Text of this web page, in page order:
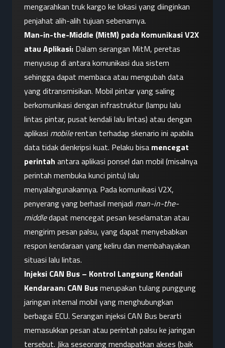
mengarahkan truk kargo ke lokasi yang diinginkan
penjahat alih-alih tujuan sebenarnya.
Man-in-the-Middle (MitM) pada Komunikasi V2X
atau Aplikasi: Dalam serangan MitM, peretas
menyusup di antara komunikasi dua sistem
sehingga dapat membaca atau mengubah data
yang ditransmisikan. Mobil pintar yang saling
berkomunikasi dengan infrastruktur (lampu lalu
lintas pintar, pusat kendali lalu lintas) atau dengan
aplikasi mobile rentan terhadap skenario ini apabila
data tidak dienkripsi kuat. Pelaku bisa mencegat
perintah antara aplikasi ponsel dan mobil (misalnya
perintah membuka kunci pintu) lalu
menyalahgunakannya. Pada komunikasi V2X,
penyerang yang berhasil menjadi man-in-the-
middle dapat mencegat pesan keselamatan atau
mengirim pesan palsu, yang dapat menyebabkan
respon kendaraan yang keliru dan membahayakan
situasi lalu lintas.
Injeksi CAN Bus – Kontrol Langsung Kendali
Kendaraan: CAN Bus merupakan tulang punggung
jaringan internal mobil yang menghubungkan
berbagai ECU. Serangan injeksi CAN Bus berarti
memasukkan pesan atau perintah palsu ke jaringan
tersebut. Jika seseorang mendapatkan akses (baik